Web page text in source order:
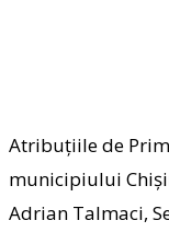
Atribuțiile de
municipiului
Adrian Talmaci,